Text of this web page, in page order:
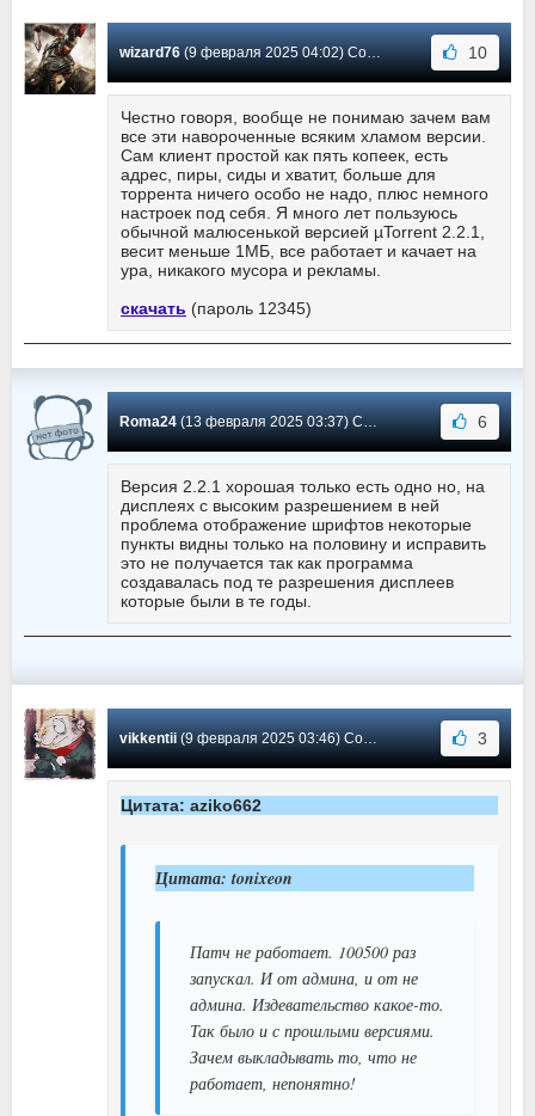
wizard76(9 февраля 2025 04:02) Сообщение #6176 10
Честно говоря, вообще не понимаю зачем вам
все эти навороченные всяким хламом версии.
Сам клиент простой как пять копеек, есть
адрес, пиры, сиды и хватит, больше для
торрента ничего особо не надо, плюс немного
настроек под себя. Я много лет пользуюсь
обычной малюсенькой версией µTorrent 2.2.1,
весит меньше 1МБ, все работает и качает на
ура, никакого мусора и рекламы.
скачать (пароль 12345)
Roma24(13 февраля 2025 03:37) Сообщение #6175 6
Версия 2.2.1 хорошая только есть одно но, на
дисплеях с высоким разрешением в ней
проблема отображение шрифтов некоторые
пункты видны только на половину и исправить
это не получается так как программа
создавалась под те разрешения дисплеев
которые были в те годы.
vikkentii(9 февраля 2025 03:46) Сообщение #6174 3
Цитата: aziko662
Цитата: tonixeon
Патч не работает. 100500 раз
запускал. И от админа, и от не
админа. Издевательство какое-то.
Так было и с прошлыми версиями.
Зачем выкладывать то, что не
работает, непонятно!